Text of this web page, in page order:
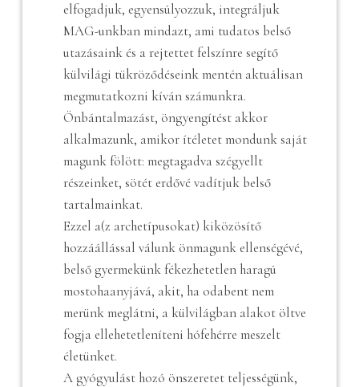
elfogadjuk, egyensúlyozzuk, integráljuk
MAG-unkban mindazt, ami tudatos belső
utazásaink és a rejtettet felszínre segítő
külvilági tükröződéseink mentén aktuálisan
megmutatkozni kíván számunkra.
Önbántalmazást, öngyengítést akkor
alkalmazunk, amikor ítéletet mondunk saját
magunk fölött: megtagadva szégyellt
részeinket, sötét erdővé vadítjuk belső
tartalmainkat.
Ezzel a(z archetípusokat) kiközösítő
hozzáállással válunk önmagunk ellenségévé,
belső gyermekünk fékezhetetlen haragú
mostohaanyjává, akit, ha odabent nem
merünk meglátni, a külvilágban alakot öltve
fogja ellehetetleníteni hófehérre meszelt
életünket.
A gyógyulást hozó önszeretet teljességünk,